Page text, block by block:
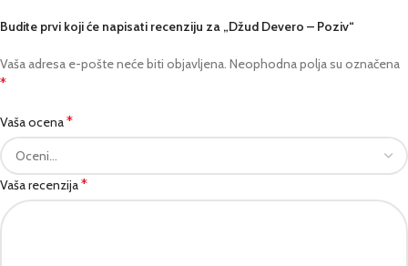
Budite prvi koji će napisati recenziju za „Džud Devero – Poziv“
Vaša adresa e-pošte neće biti objavljena. Neophodna polja su označena
*
Vaša ocena*
Vaša recenzija*